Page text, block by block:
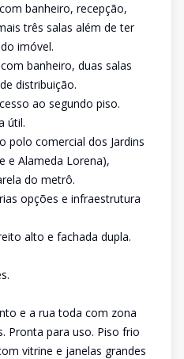
banheiro, recepção,
três salas além de ter
imóvel.
banheiro, duas salas
distribuição.
ao segundo piso.
útil.
polo comercial dos Jardins
e Alameda Lorena),
do metrô.
opções e infraestrutura
alto e fachada dupla.
e a rua toda com zona
Pronta para uso. Piso frio
vitrine e janelas grandes